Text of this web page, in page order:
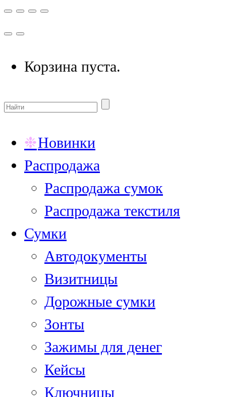
Корзина пуста.
Новинки
Распродажа
Распродажа сумок
Распродажа текстиля
Сумки
Автодокументы
Визитницы
Дорожные сумки
Зонты
Зажимы для денег
Кейсы
Ключницы